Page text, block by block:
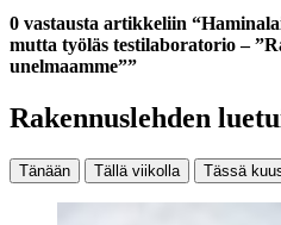
0 vastausta artikkeliin
mutta työläs testilaboratorio –
unelmaamme””
Rakennuslehden
Tänään Tällä viikolla Tässä